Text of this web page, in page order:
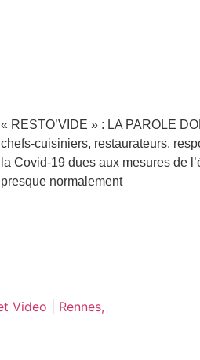
« RESTO’VIDE » : LA PAROLE
chefs-cuisiniers, restaurateurs,
la Covid-19 dues aux mesures de
presque normalement